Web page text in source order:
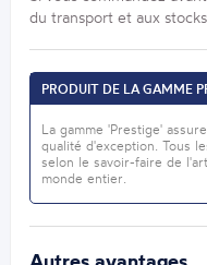
du transport et aux
PRODUIT DE LA GAMME
La gamme 'Prestige'
qualité d'exception. Tous
selon le savoir-faire de
monde entier.